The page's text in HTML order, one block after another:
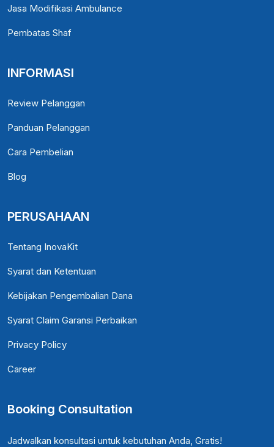
Jasa Modifikasi Ambulance
Pembatas Shaf
INFORMASI
Review Pelanggan
Panduan Pelanggan
Cara Pembelian
Blog
PERUSAHAAN
Tentang InovaKit
Syarat dan Ketentuan
Kebijakan Pengembalian Dana
Syarat Claim Garansi Perbaikan
Privacy Policy
Career
Booking Consultation
Jadwalkan konsultasi untuk kebutuhan Anda, Gratis!